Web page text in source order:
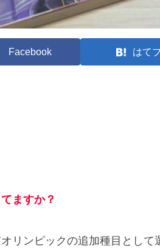
Facebook はて
ますか？
リンピックの追加種目として